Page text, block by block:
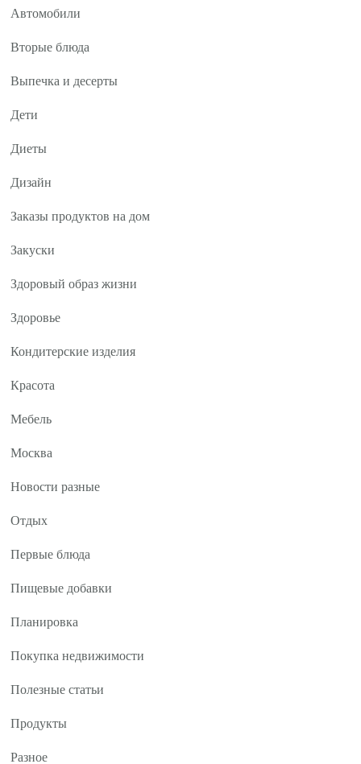
Автомобили
Вторые блюда
Выпечка и десерты
Дети
Диеты
Дизайн
Заказы продуктов на дом
Закуски
Здоровый образ жизни
Здоровье
Кондитерские изделия
Красота
Мебель
Москва
Новости разные
Отдых
Первые блюда
Пищевые добавки
Планировка
Покупка недвижимости
Полезные статьи
Продукты
Разное